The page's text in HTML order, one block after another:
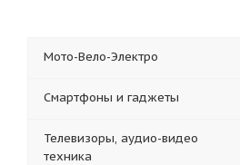
Мото-Вело-Электро
Смартфоны и гаджеты
Телевизоры, аудио-видео
техника